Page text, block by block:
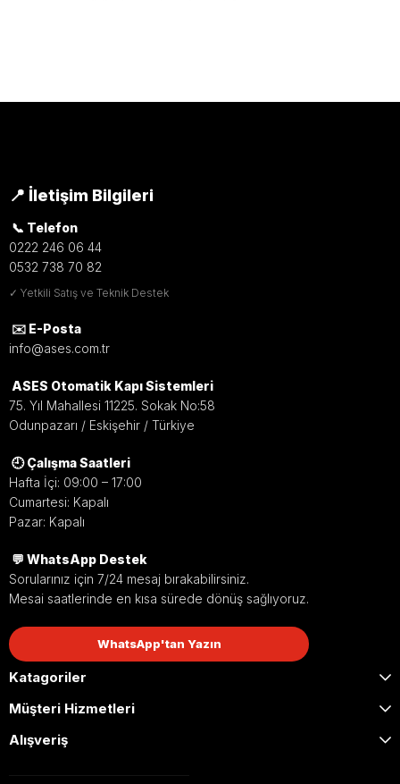
İçin Hızlı Destek
bilgi almak için bizimle iletişime geçin. Dayanıklı ve
WhatsApp'tan Bilgi Al
Dış
Karşı
Koruma
Yağmur,
toz ve
darbelere
karşı
fotosel
sistemlerini
koruyarak
Dayanıklı
kaliteli
malzeme
sunar.
muhafaza
sağlar.
📍 İletişim Bilgileri
📞 Telefon
0222 246 06 44
0532 738 70 82
✓ Yetkili Satış ve Teknik Destek
✉️ E-Posta
info@ases.com.tr
ASES Otomatik Kapı Sistemleri
75. Yıl Mahallesi 11225. Sokak No:58
Odunpazarı / Eskişehir / Türkiye
🕘 Çalışma Saatleri
Hafta İçi: 09:00 – 17:00
Cumartesi: Kapalı
Pazar: Kapalı
💬 WhatsApp Destek
Sorularınız için 7/24 mesaj bırakabilirsiniz.
Mesai saatlerinde en kısa sürede dönüş sağlıyoruz.
WhatsApp'tan Yazın
Katagoriler
Müşteri Hizmetleri
Alışveriş